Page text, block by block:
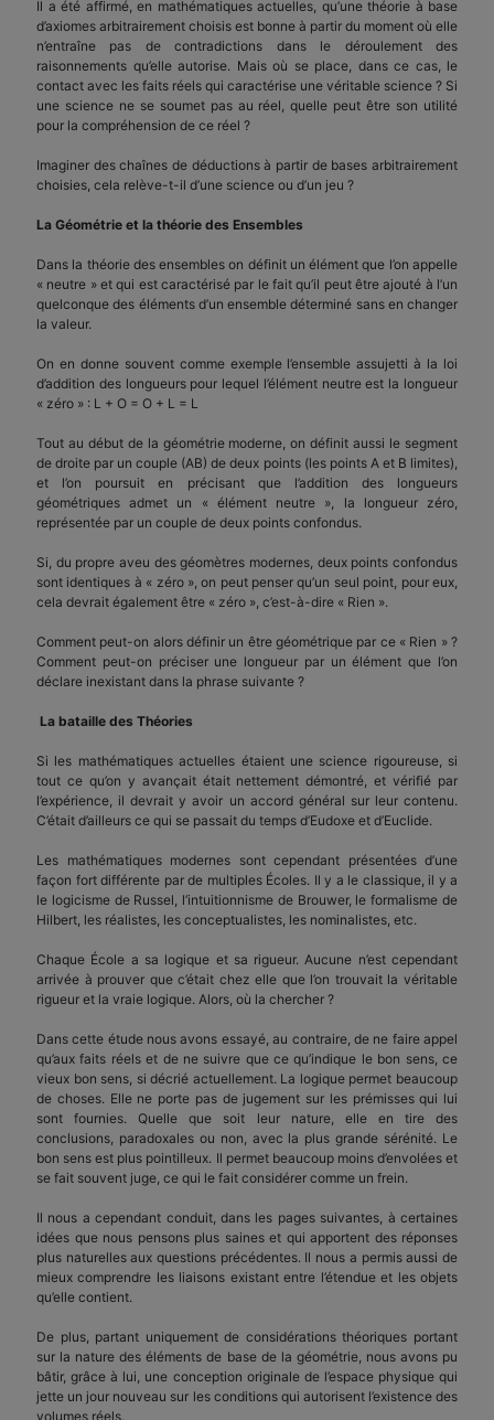
Il a été affirmé, en mathématiques actuelles, qu’une théorie à base
d’axiomes arbitrairement choisis est bonne à partir du moment où elle
n’entraîne pas de contradictions dans le déroulement des
raisonnements qu’elle autorise. Mais où se place, dans ce cas, le
contact avec les faits réels qui caractérise une véritable science ? Si
une science ne se soumet pas au réel, quelle peut être son utilité
pour la compréhension de ce réel ?
Imaginer des chaînes de déductions à partir de bases arbitrairement
choisies, cela relève-t-il d’une science ou d’un jeu ?
La Géométrie et la théorie des Ensembles
Dans la théorie des ensembles on définit un élément que l’on appelle
« neutre » et qui est caractérisé par le fait qu’il peut être ajouté à l’un
quelconque des éléments d’un ensemble déterminé sans en changer
la valeur.
On en donne souvent comme exemple l’ensemble assujetti à la loi
d’addition des longueurs pour lequel l’élément neutre est la longueur
« zéro » : L + O = O + L = L
Tout au début de la géométrie moderne, on définit aussi le segment
de droite par un couple (AB) de deux points (les points A et B limites),
et l’on poursuit en précisant que l’addition des longueurs
géométriques admet un « élément neutre », la longueur zéro,
représentée par un couple de deux points confondus.
Si, du propre aveu des géomètres modernes, deux points confondus
sont identiques à « zéro », on peut penser qu’un seul point, pour eux,
cela devrait également être « zéro », c’est-à-dire « Rien ».
Comment peut-on alors définir un être géométrique par ce « Rien » ?
Comment peut-on préciser une longueur par un élément que l’on
déclare inexistant dans la phrase suivante ?
La bataille des Théories
Si les mathématiques actuelles étaient une science rigoureuse, si
tout ce qu’on y avançait était nettement démontré, et vérifié par
l’expérience, il devrait y avoir un accord général sur leur contenu.
C’était d’ailleurs ce qui se passait du temps d’Eudoxe et d’Euclide.
Les mathématiques modernes sont cependant présentées d’une
façon fort différente par de multiples Écoles. Il y a le classique, il y a
le logicisme de Russel, l’intuitionnisme de Brouwer, le formalisme de
Hilbert, les réalistes, les conceptualistes, les nominalistes, etc.
Chaque École a sa logique et sa rigueur. Aucune n’est cependant
arrivée à prouver que c’était chez elle que l’on trouvait la véritable
rigueur et la vraie logique. Alors, où la chercher ?
Dans cette étude nous avons essayé, au contraire, de ne faire appel
qu’aux faits réels et de ne suivre que ce qu’indique le bon sens, ce
vieux bon sens, si décrié actuellement. La logique permet beaucoup
de choses. Elle ne porte pas de jugement sur les prémisses qui lui
sont fournies. Quelle que soit leur nature, elle en tire des
conclusions, paradoxales ou non, avec la plus grande sérénité. Le
bon sens est plus pointilleux. Il permet beaucoup moins d’envolées et
se fait souvent juge, ce qui le fait considérer comme un frein.
Il nous a cependant conduit, dans les pages suivantes, à certaines
idées que nous pensons plus saines et qui apportent des réponses
plus naturelles aux questions précédentes. Il nous a permis aussi de
mieux comprendre les liaisons existant entre l’étendue et les objets
qu’elle contient.
De plus, partant uniquement de considérations théoriques portant
sur la nature des éléments de base de la géométrie, nous avons pu
bâtir, grâce à lui, une conception originale de l’espace physique qui
jette un jour nouveau sur les conditions qui autorisent l’existence des
volumes réels.